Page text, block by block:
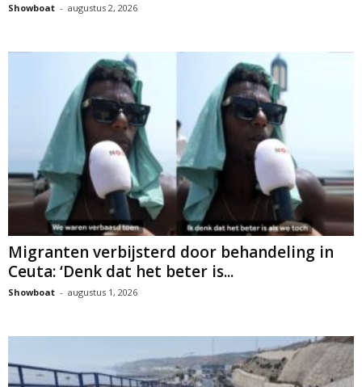
Showboat - augustus 2, 2026
Migranten verbijsterd door behandeling in
Ceuta: ‘Denk dat het beter is...
Showboat - augustus 1, 2026